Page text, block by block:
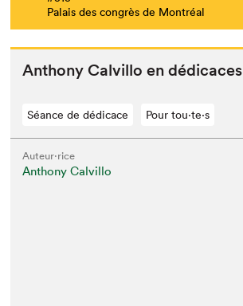
Palais des congrès de Montréal
Antho­ny Calvil­lo en dédicaces
Séance de dédicace Pour tou⋅te⋅s
Auteur·rice
Anthony Calvillo